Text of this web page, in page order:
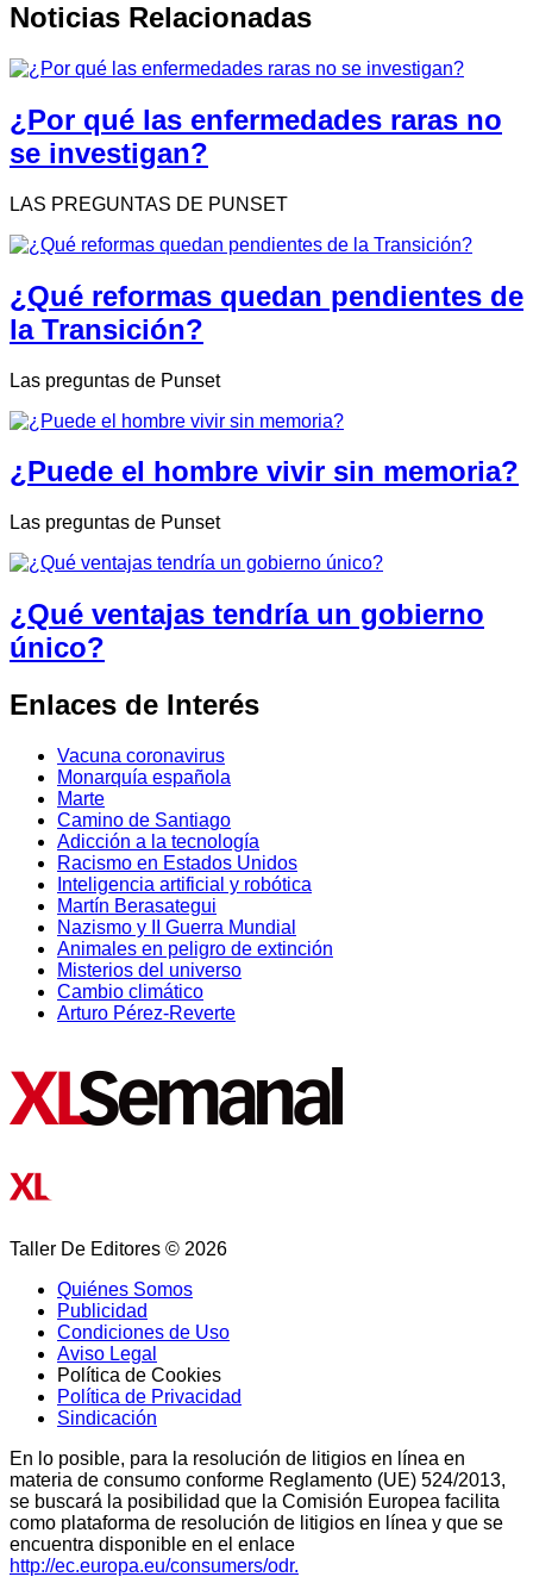
Noticias Relacionadas
¿Por qué las enfermedades raras no
se investigan?
LAS PREGUNTAS DE PUNSET
¿Qué reformas quedan pendientes de
la Transición?
Las preguntas de Punset
¿Puede el hombre vivir sin memoria?
Las preguntas de Punset
¿Qué ventajas tendría un gobierno
único?
Enlaces de Interés
Vacuna coronavirus
Monarquía española
Marte
Camino de Santiago
Adicción a la tecnología
Racismo en Estados Unidos
Inteligencia artificial y robótica
Martín Berasategui
Nazismo y II Guerra Mundial
Animales en peligro de extinción
Misterios del universo
Cambio climático
Arturo Pérez-Reverte
Taller De Editores © 2026
Quiénes Somos
Publicidad
Condiciones de Uso
Aviso Legal
Política de Cookies
Política de Privacidad
Sindicación
En lo posible, para la resolución de litigios en línea en
materia de consumo conforme Reglamento (UE) 524/2013,
se buscará la posibilidad que la Comisión Europea facilita
como plataforma de resolución de litigios en línea y que se
encuentra disponible en el enlace
http://ec.europa.eu/consumers/odr.